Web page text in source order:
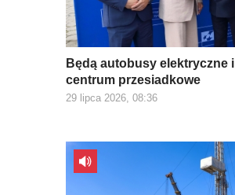
Będą autobusy elektryczne i
centrum przesiadkowe
29 lipca 2026, 08:36